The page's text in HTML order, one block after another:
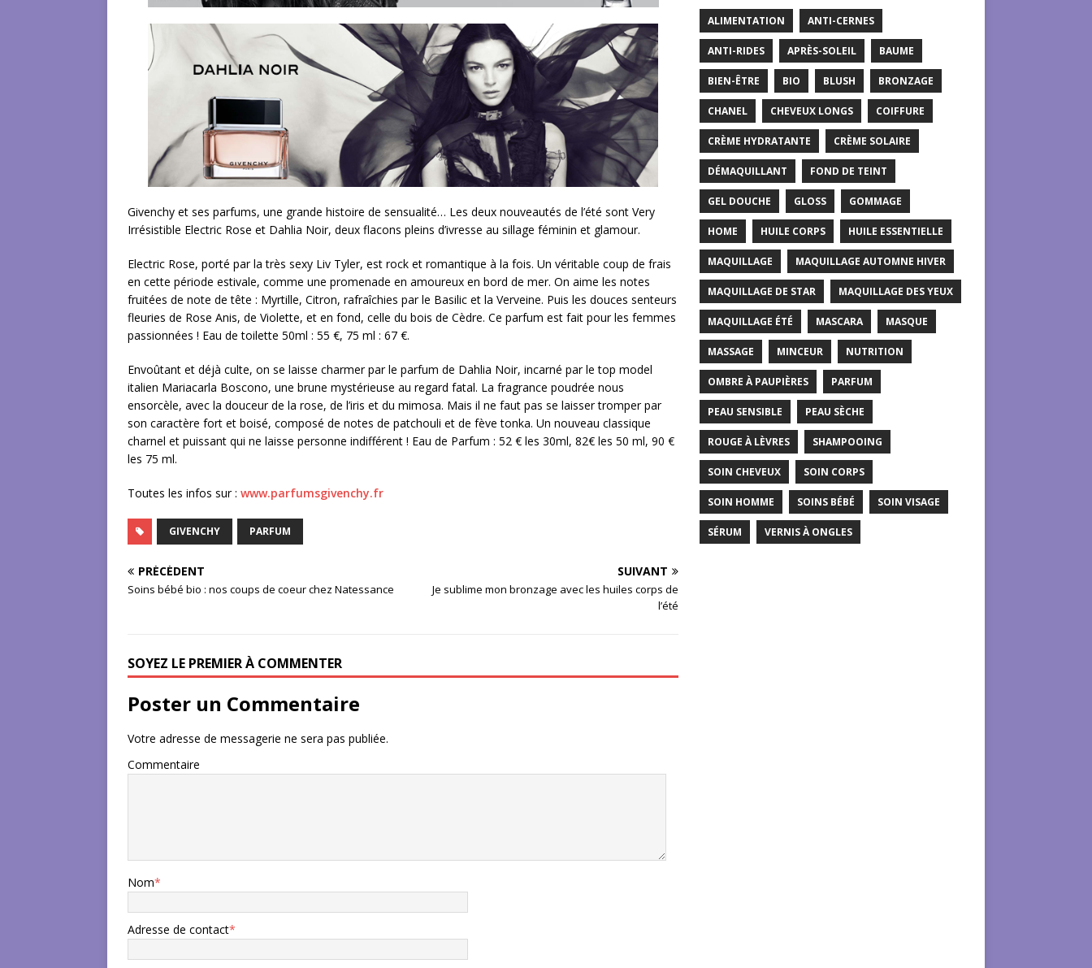
Givenchy et ses parfums, une grande histoire de sensualité… Les deux nouveautés de l’été sont Very
Irrésistible Electric Rose et Dahlia Noir, deux flacons pleins d’ivresse au sillage féminin et glamour.
Electric Rose, porté par la très sexy Liv Tyler, est rock et romantique à la fois. Un véritable coup de frais
en cette période estivale, comme une promenade en amoureux en bord de mer. On aime les notes
fruitées de note de tête : Myrtille, Citron, rafraîchies par le Basilic et la Verveine. Puis les douces senteurs
fleuries de Rose Anis, de Violette, et en fond, celle du bois de Cèdre. Ce parfum est fait pour les femmes
passionnées ! Eau de toilette 50ml : 55 €, 75 ml : 67 €.
Envoûtant et déjà culte, on se laisse charmer par le parfum de Dahlia Noir, incarné par le top model
italien Mariacarla Boscono, une brune mystérieuse au regard fatal. La fragrance poudrée nous
ensorcèle, avec la douceur de la rose, de l’iris et du mimosa. Mais il ne faut pas se laisser tromper par
son caractère fort et boisé, composé de notes de patchouli et de fève tonka. Un nouveau classique
charnel et puissant qui ne laisse personne indifférent ! Eau de Parfum : 52 € les 30ml, 82€ les 50 ml, 90 €
les 75 ml.
Toutes les infos sur : www.parfumsgivenchy.fr
GIVENCHY PARFUM
PRÉCÉDENT
Soins bébé bio : nos coups de coeur chez Natessance
SUIVANT
Je sublime mon bronzage avec les huiles corps de
l’été
SOYEZ LE PREMIER À COMMENTER
Poster un Commentaire
Votre adresse de messagerie ne sera pas publiée.
Commentaire
Nom*
Adresse de contact*
ALIMENTATION ANTI-CERNES
ANTI-RIDES APRÈS-SOLEIL BAUME
BIEN-ÊTRE BIO BLUSH BRONZAGE
CHANEL CHEVEUX LONGS COIFFURE
CRÈME HYDRATANTE CRÈME SOLAIRE
DÉMAQUILLANT FOND DE TEINT
GEL DOUCHE GLOSS GOMMAGE
HOME HUILE CORPS HUILE ESSENTIELLE
MAQUILLAGE MAQUILLAGE AUTOMNE HIVER
MAQUILLAGE DE STAR MAQUILLAGE DES YEUX
MAQUILLAGE ÉTÉ MASCARA MASQUE
MASSAGE MINCEUR NUTRITION
OMBRE À PAUPIÈRES PARFUM
PEAU SENSIBLE PEAU SÈCHE
ROUGE À LÈVRES SHAMPOOING
SOIN CHEVEUX SOIN CORPS
SOIN HOMME SOINS BÉBÉ SOIN VISAGE
SÉRUM VERNIS À ONGLES